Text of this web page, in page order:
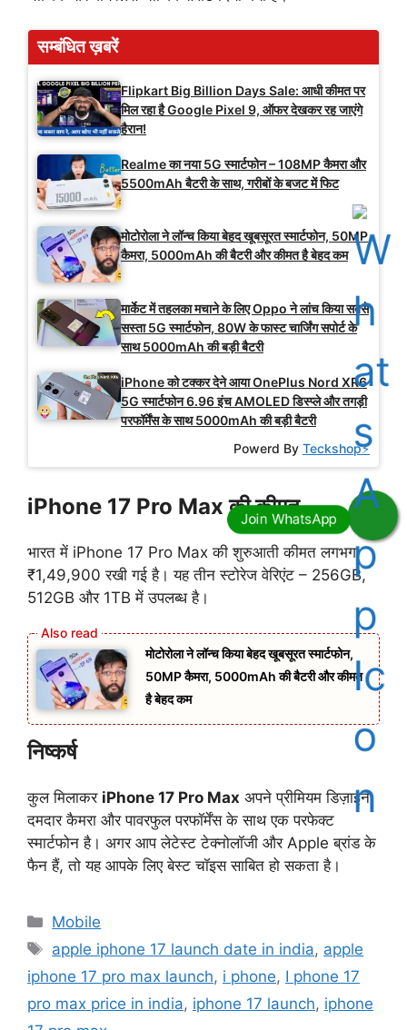
सम्बंधित ख़बरें
Flipkart Big Billion Days Sale: आधी कीमत पर
मिल रहा है Google Pixel 9, ऑफर देखकर रह जाएंगे
हैरान!
Realme का नया 5G स्मार्टफोन – 108MP कैमरा और
5500mAh बैटरी के साथ, गरीबों के बजट में फिट
मोटोरोला ने लॉन्च किया बेहद खूबसूरत स्मार्टफोन, 50MP
कैमरा, 5000mAh की बैटरी और कीमत है बेहद कम
मार्केट में तहलका मचाने के लिए Oppo ने लांच किया सबसे
सस्ता 5G स्मार्टफोन, 80W के फास्ट चार्जिंग सपोर्ट के
साथ 5000mAh की बड़ी बैटरी
iPhone को टक्कर देने आया OnePlus Nord XR6
5G स्मार्टफोन 6.96 इंच AMOLED डिस्प्ले और तगड़ी
परफॉर्मेंस के साथ 5000mAh की बड़ी बैटरी
Powerd By Teckshop⚡
iPhone 17 Pro Max की कीमत
भारत में iPhone 17 Pro Max की शुरुआती कीमत लगभग
₹1,49,900 रखी गई है। यह तीन स्टोरेज वेरिएंट – 256GB,
512GB और 1TB में उपलब्ध है।
मोटोरोला ने लॉन्च किया बेहद खूबसूरत स्मार्टफोन,
50MP कैमरा, 5000mAh की बैटरी और कीमत
है बेहद कम
निष्कर्ष
कुल मिलाकर iPhone 17 Pro Max अपने प्रीमियम डिज़ाइन,
दमदार कैमरा और पावरफुल परफॉर्मेंस के साथ एक परफेक्ट
स्मार्टफोन है। अगर आप लेटेस्ट टेक्नोलॉजी और Apple ब्रांड के
फैन हैं, तो यह आपके लिए बेस्ट चॉइस साबित हो सकता है।
Categories
Mobile
Tags
apple iphone 17 launch date in india, apple
iphone 17 pro max launch, i phone, I phone 17
pro max price in india, iphone 17 launch, iphone